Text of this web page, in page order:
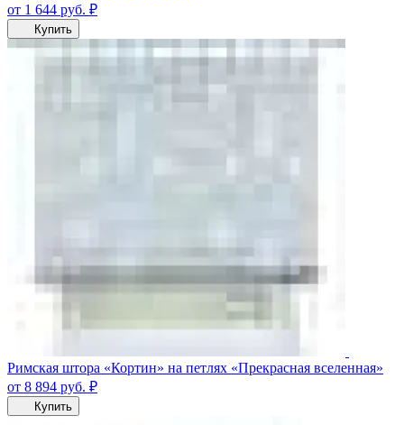
от 1 644 руб. ₽
Купить
Римская штора «Кортин» на петлях «Прекрасная вселенная»
от 8 894 руб. ₽
Купить